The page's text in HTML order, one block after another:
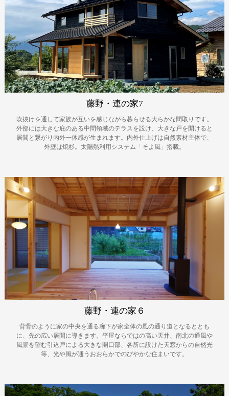
藤野・連の家7
吹抜けを通して家族が互いを感じながら暮らせる大らかな間取りです。
外部には大きな庇のある中間領域のテラスを設け、大きな戸を開けると
居間と繋がり内外一体感が生まれます。内外仕上げは自然素材主体で、
外壁は焼杉。太陽熱利用システム「そよ風」搭載。
藤野・連の家６
背骨のように家の中央を通る廊下が家全体の風の通り道となるととも
に、先の広い居間に導きます。平屋ならではの高い天井、南北の通風や
風景を望む引込戸による大きな開口部、各所に設けた天窓からの自然光
等、光や風が通うおおらかでのびやかな住まいです。